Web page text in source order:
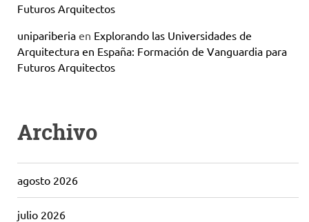
Futuros Arquitectos
unipariberia en Explorando las Universidades de
Arquitectura en España: Formación de Vanguardia para
Futuros Arquitectos
Archivo
agosto 2026
julio 2026